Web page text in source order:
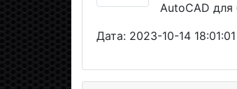
AutoCAD для
Дата: 2023-10-14